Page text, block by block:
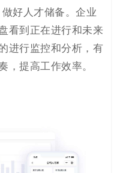
好人才储备。企业
看到正在进行和未来
进行监控和分析，有
，提高工作效率。